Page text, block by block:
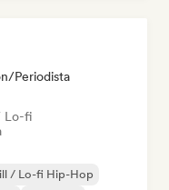
Periodista
Lo-fi
/ Lo-fi Hip-Hop